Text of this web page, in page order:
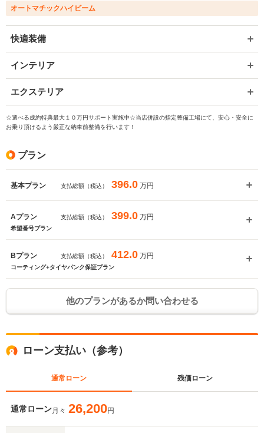
オートマチックハイビーム
快適装備
インテリア
エクステリア
☆選べる成約特典最大１０万円サポート実施中☆当店併設の指定整備工場にて、安心・安全に
お乗り頂けるよう厳正な納車前整備を行います！
プラン
基本プラン 支払総額（税込） 396.0 万円
Aプラン 支払総額（税込） 399.0 万円
希望番号プラン
Bプラン 支払総額（税込） 412.0 万円
コーティング+タイヤパンク保証プラン
他のプランがあるか問い合わせる
ローン支払い（参考）
通常ローン 残価ローン
通常ローン月々 26,200円
入力途中の情報を保存しますか？
※保存された情報は